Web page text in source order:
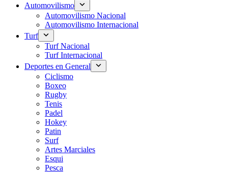
Automovilismo
Automovilismo Nacional
Automovilismo Internacional
Turf
Turf Nacional
Turf Internacional
Deportes en General
Ciclismo
Boxeo
Rugby
Tenis
Padel
Hokey
Patin
Surf
Artes Marciales
Esqui
Pesca